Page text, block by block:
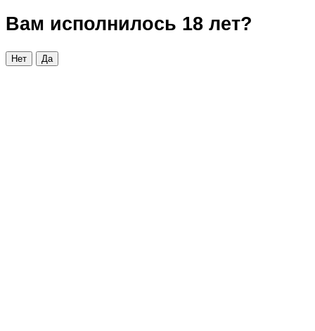
Вам исполнилось 18 лет?
Нет Да